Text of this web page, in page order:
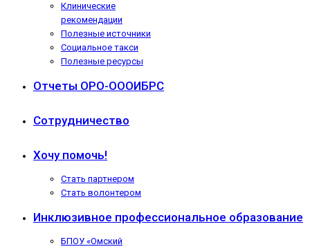
Клинические
рекомендации
Полезные источники
Социальное такси
Полезные ресурсы
Отчеты ОРО-ОООИБРС
Сотрудничество
Хочу помочь!
Стать партнером
Стать волонтером
Инклюзивное профессиональное образование
БПОУ «Омский